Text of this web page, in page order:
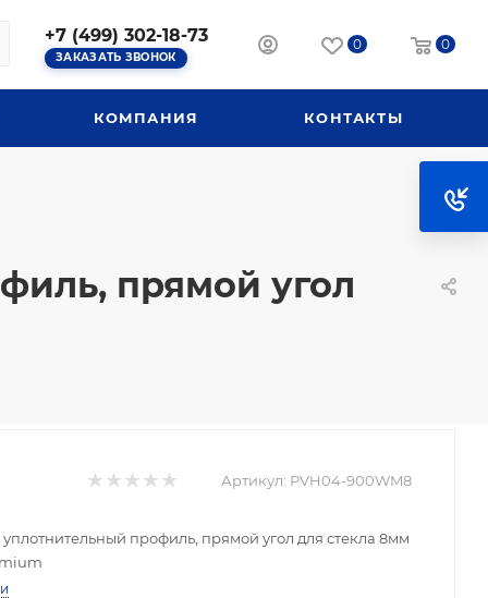
+7 (499) 302-18-73
ЗАКАЗАТЬ ЗВОНОК
0 0
КОМПАНИЯ КОНТАКТЫ
прямой угол
Артикул: PVH04-900WM8
профиль, прямой угол для стекла 8мм